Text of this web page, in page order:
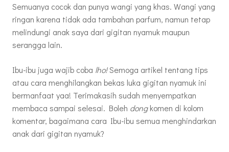
Semuanya cocok dan punya wangi yang khas. Wangi yang
ringan karena tidak ada tambahan parfum, namun tetap
melindungi anak saya dari gigitan nyamuk maupun
serangga lain.
Ibu-ibu juga wajib coba lho!Semoga artikel tentang tips
atau cara menghilangkan bekas luka gigitan nyamuk ini
bermanfaat yaa! Terimakasih sudah menyempatkan
membaca sampai selesai. Boleh dongkomen di kolom
komentar, bagaimana cara Ibu-ibu semua menghindarkan
anak dari gigitan nyamuk?